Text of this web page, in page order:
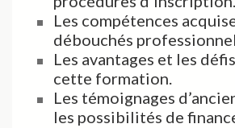
Les compétences
débouchés
Les avantages et les
cette formation.
Les témoignages
les possibilités de